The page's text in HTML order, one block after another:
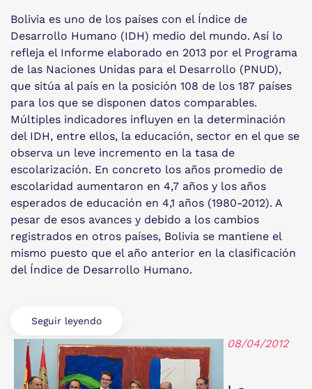
Bolivia es uno de los países con el Índice de
Desarrollo Humano (IDH) medio del mundo. Así lo
refleja el Informe elaborado en 2013 por el Programa
de las Naciones Unidas para el Desarrollo (PNUD),
que sitúa al país en la posición 108 de los 187 países
para los que se disponen datos comparables.
Múltiples indicadores influyen en la determinación
del IDH, entre ellos, la educación, sector en el que se
observa un leve incremento en la tasa de
escolarización. En concreto los años promedio de
escolaridad aumentaron en 4,7 años y los años
esperados de educación en 4,1 años (1980-2012). A
pesar de esos avances y debido a los cambios
registrados en otros países, Bolivia se mantiene el
mismo puesto que el año anterior en la clasificación
del Índice de Desarrollo Humano.
Seguir leyendo
08/04/2012